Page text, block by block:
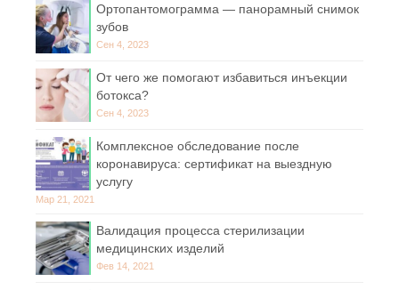
Ортопантомограмма — панорамный снимок
зубов
Сен 4, 2023
От чего же помогают избавиться инъекции
ботокса?
Сен 4, 2023
Комплексное обследование после
коронавируса: сертификат на выездную
услугу
Мар 21, 2021
Валидация процесса стерилизации
медицинских изделий
Фев 14, 2021